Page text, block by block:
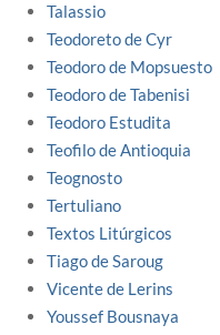
Talassio
Teodoreto de Cyr
Teodoro de Mopsuesto
Teodoro de Tabenisi
Teodoro Estudita
Teofilo de Antioquia
Teognosto
Tertuliano
Textos Litúrgicos
Tiago de Saroug
Vicente de Lerins
Youssef Bousnaya